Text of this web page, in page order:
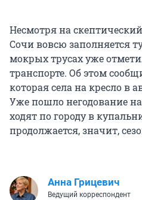
Несмотря на
Сочи вовсю заполняется
мокрых трусах уже
транспорте. Об этом
которая села на кресло в
Уже пошло негодование
ходят по городу в
продолжается, значит,
Анна Грицевич
Ведущий корреспондент